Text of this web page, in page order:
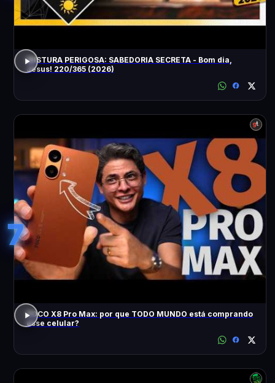
MISTURA PERIGOSA: SABEDORIA SECRETA - Bom dia,
Jesus! 220/365 (2026)
7
POCO X8 Pro Max: por que TODO MUNDO está comprando
esse celular?